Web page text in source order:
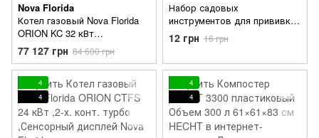
Nova Florida
Котел газовый Nova Florida
ORION KC 32 кВт
Двухконтурный
,Конденсационный 1:9
,Сенсорний дисплей
77 127 грн 84 600 грн
Набор садовых
инструментов для прививки
и обрезки деревьев и кустов
Garden Set SK-5
12 грн 16 грн
4
4
4
4